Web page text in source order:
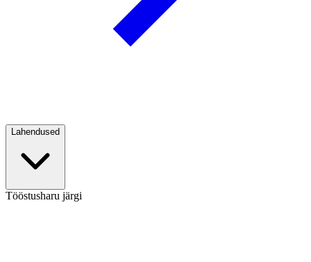
Lahendused
Tööstusharu järgi